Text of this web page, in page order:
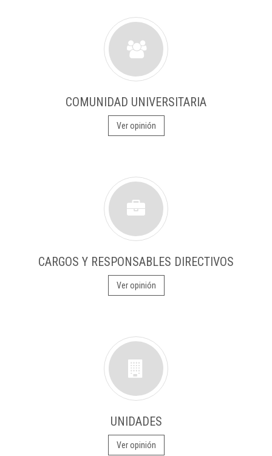
COMUNIDAD UNIVERSITARIA
Ver opinión
CARGOS Y RESPONSABLES DIRECTIVOS
Ver opinión
UNIDADES
Ver opinión